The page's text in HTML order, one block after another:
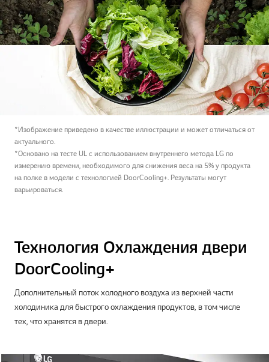
*Изображение приведено в качестве иллюстрации и может отличаться от
актуального.
*Основано на тесте UL с использованием внутреннего метода LG по
измерению времени, необходимого для снижения веса на 5% у продукта
на полке в модели с технологией DoorCooling+. Результаты могут
варьироваться.
Технология Охлаждения двери
DoorCooling+
Дополнительный поток холодного воздуха из верхней части
холодиника для быстрого охлаждения продуктов, в том числе
тех, что хранятся в двери.